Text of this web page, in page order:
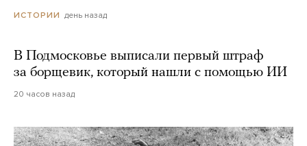
ИСТОРИИ день назад
В Подмосковье выписали первый штраф
за борщевик, который нашли с помощью ИИ
20 часов назад